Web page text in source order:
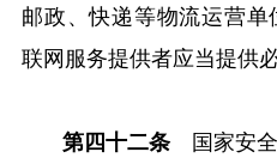
邮政、快递等物流运营
联网服务提供者应当提供
第四十二条 国家安